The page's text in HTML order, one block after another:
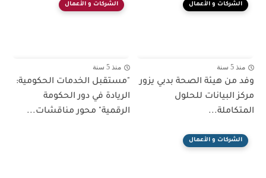
الشركات و الأعمال
منذ 5 سنة
وفد من هيئة الصحة بدبي يزور
مركز البيانات للحلول
المتكاملة...
الشركات و الأعمال
منذ 5 سنة
"مستقبل الخدمات الحكومية:
الريادة في دور الحكومة
الرقمية" محور مناقشات...
الشركات و الأعمال